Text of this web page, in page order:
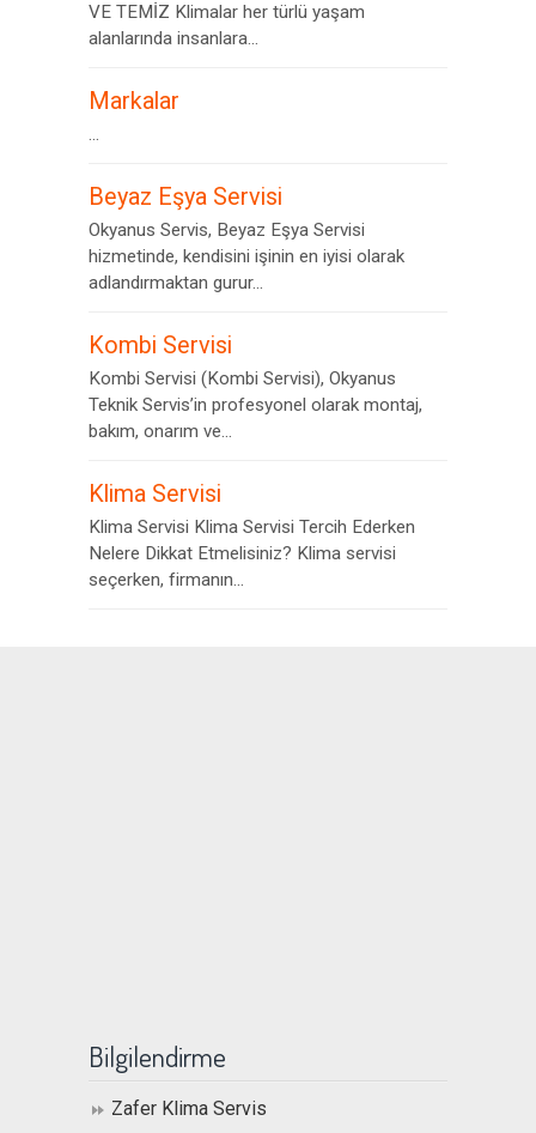
VE TEMİZ Klimalar her türlü yaşam
alanlarında insanlara...
Markalar
...
Beyaz Eşya Servisi
Okyanus Servis, Beyaz Eşya Servisi
hizmetinde, kendisini işinin en iyisi olarak
adlandırmaktan gurur...
Kombi Servisi
Kombi Servisi (Kombi Servisi), Okyanus
Teknik Servis’in profesyonel olarak montaj,
bakım, onarım ve...
Klima Servisi
Klima Servisi Klima Servisi Tercih Ederken
Nelere Dikkat Etmelisiniz? Klima servisi
seçerken, firmanın...
Bilgilendirme
Zafer Klima Servis